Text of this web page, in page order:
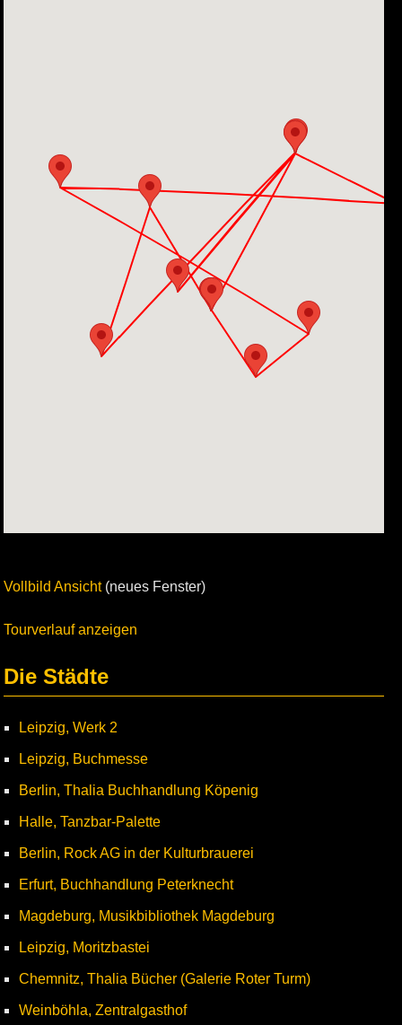
Vollbild Ansicht(neues Fenster)
Tourverlauf anzeigen
Die Städte
Leipzig, Werk 2
Leipzig, Buchmesse
Berlin, Thalia Buchhandlung Köpenig
Halle, Tanzbar-Palette
Berlin, Rock AG in der Kulturbrauerei
Erfurt, Buchhandlung Peterknecht
Magdeburg, Musikbibliothek Magdeburg
Leipzig, Moritzbastei
Chemnitz, Thalia Bücher (Galerie Roter Turm)
Weinböhla, Zentralgasthof